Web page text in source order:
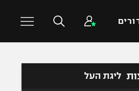
ענפים נוספים
ליגת העל